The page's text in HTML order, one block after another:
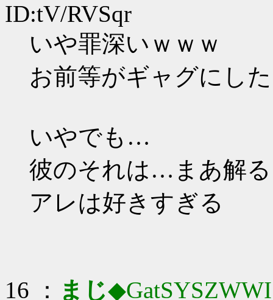
ID:tV/RVSqr
いや罪深いｗｗｗ
お前等がギャグにし
いやでも…
彼のそれは…まあ解る
アレは好きすぎる
16 ： まじ◆GatSYSZWWI